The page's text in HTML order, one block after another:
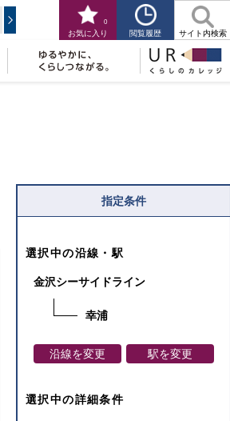
お気に入り
0
閲覧履歴 サイト内検索
指定条件
選択中の沿線・駅
金沢シーサイドライン
幸浦
沿線を変更 駅を変更
選択中の詳細条件